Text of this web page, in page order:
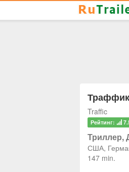
Traffic
Рейтинг:
Триллер,
США,
147 min.